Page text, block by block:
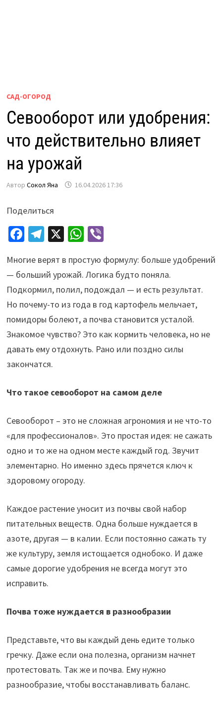
САД-ОГОРОД
Севооборот или удобрения:
что действительно влияет
на урожай
Автор Сокол Яна 16.04.2026 17:36
Поделиться
Fa
b
o
o
k
Te
gr
a
m
X W
at
sA
p
p
Vi
er
Многие верят в простую формулу: больше удобрений
— больший урожай. Логика будто поняла.
Подкормил, полил, подождал — и есть результат.
Но почему-то из года в год картофель мельчает,
помидоры болеют, а почва становится усталой.
Знакомое чувство? Это как кормить человека, но не
давать ему отдохнуть. Рано или поздно силы
закончатся.
Что такое севооборот на самом деле
Севооборот – это не сложная агрономия и не что-то
«для профессионалов». Это простая идея: не сажать
одно и то же на одном месте каждый год. Звучит
элементарно. Но именно здесь прячется ключ к
здоровому огороду.
Каждое растение уносит из почвы свой набор
питательных веществ. Одна больше нуждается в
азоте, другая — в калии. Если постоянно сажать ту
же культуру, земля истощается однобоко. И даже
самые дорогие удобрения не всегда могут это
исправить.
Почва тоже нуждается в разнообразии
Представьте, что вы каждый день едите только
гречку. Даже если она полезна, организм начнет
протестовать. Так же и почва. Ему нужно
разнообразие, чтобы восстанавливать баланс.